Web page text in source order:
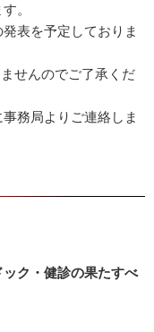
。
表を予定しておりま
せんのでご了承くだ
務局よりご連絡しま
ック・健診の果たすべ